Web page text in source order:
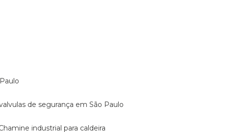
valvulas de segurança em São Paulo
Chamine industrial para caldeira